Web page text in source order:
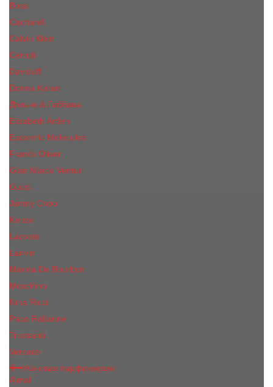
Boss
Cacharel
Calvin Klein
Cerruti
Davidoff
Donna Karan
Дольче & Габбана
Elizabeth Arden
Escentric Molecules
Franck Oliver
Gian Marco Venturi
Gucci
Jimmy Choo
Kenzo
Lacoste
Lanvin
Marina De Bourbon
Moschino
Nina Ricci
Paco Rabanne
Trussardi
Versace
Женская парфюмерия
Ajmal